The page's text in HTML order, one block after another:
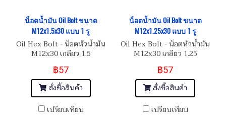
น็อตน้ำมัน Oil Bolt ขนาด
M12x1.5x30 แบบ 1 รู
Oil Hex Bolt - น็อตหัวน้ำมัน
M12x30 เกลียว 1.5
฿57
สั่งซื้อสินค้า
เปรียบเทียบ
น็อตน้ำมัน Oil Bolt ขนาด
M12x1.25x30 แบบ 1 รู
Oil Hex Bolt - น็อตหัวน้ำมัน
M12x30 เกลียว 1.25
฿57
สั่งซื้อสินค้า
เปรียบเทียบ